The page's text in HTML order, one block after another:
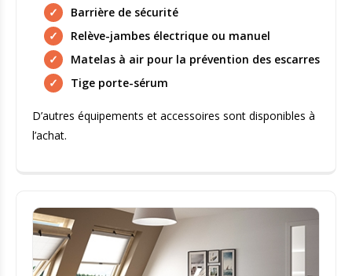
Barrière de sécurité
Relève-jambes électrique ou manuel
Matelas à air pour la prévention des escarres
Tige porte-sérum
D’autres équipements et accessoires sont disponibles à
l’achat.